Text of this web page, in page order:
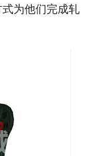
为他们完成轧